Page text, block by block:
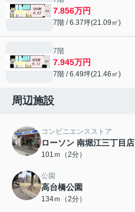
7.856万円
7階 / 6.37坪(21.09㎡)
7階
7.945万円
7階 / 6.49坪(21.46㎡)
周辺施設
コンビニエンスストア
ローソン 南堀江三丁目店
101ｍ（2分）
公園
高台橋公園
134ｍ（2分）